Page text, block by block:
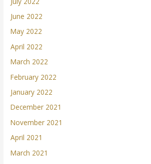
June 2022
May 2022
April 2022
March 2022
February 2022
January 2022
December 2021
November 2021
April 2021
March 2021